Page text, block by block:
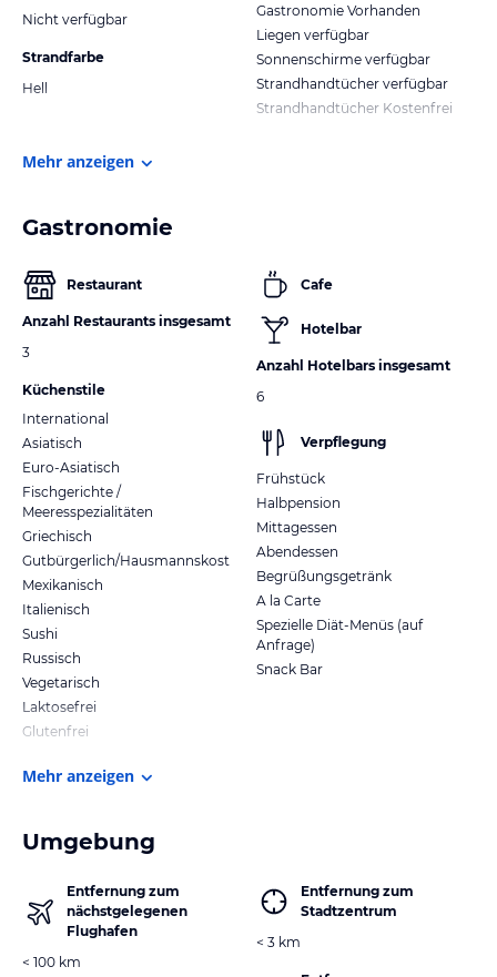
Nicht verfügbar
Strandfarbe
Hell
Gastronomie Vorhanden
Liegen verfügbar
Sonnenschirme verfügbar
Strandhandtücher verfügbar
Strandhandtücher Kostenfrei
Mehr anzeigen
Gastronomie
Restaurant
Anzahl Restaurants insgesamt
3
Küchenstile
International
Asiatisch
Euro-Asiatisch
Fischgerichte /
Meeresspezialitäten
Griechisch
Gutbürgerlich/Hausmannskost
Mexikanisch
Italienisch
Sushi
Russisch
Vegetarisch
Laktosefrei
Glutenfrei
Cafe
Hotelbar
Anzahl Hotelbars insgesamt
6
Verpflegung
Frühstück
Halbpension
Mittagessen
Abendessen
Begrüßungsgetränk
A la Carte
Spezielle Diät-Menüs (auf
Anfrage)
Snack Bar
Mehr anzeigen
Umgebung
Entfernung zum
nächstgelegenen
Flughafen
< 100 km
Entfernung zum
Stadtzentrum
< 3 km